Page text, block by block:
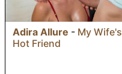
Adira Allure - My Wife's
Hot Friend